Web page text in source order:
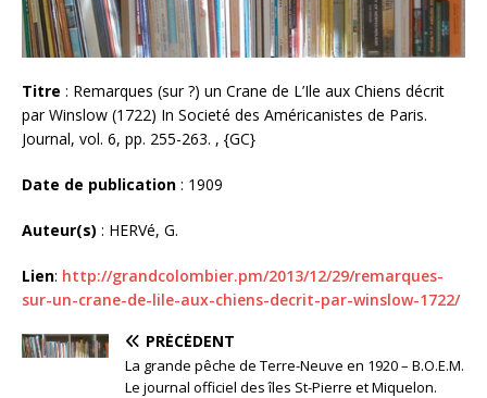
Titre : Remarques (sur ?) un Crane de L’Ile aux Chiens décrit
par Winslow (1722) In Societé des Américanistes de Paris.
Journal, vol. 6, pp. 255-263. , {GC}
Date de publication : 1909
Auteur(s) : HERVé, G.
Lien: http://grandcolombier.pm/2013/12/29/remarques-
sur-un-crane-de-lile-aux-chiens-decrit-par-winslow-1722/
PRÉCÉDENT
La grande pêche de Terre-Neuve en 1920 – B.O.E.M.
Le journal officiel des îles St-Pierre et Miquelon.